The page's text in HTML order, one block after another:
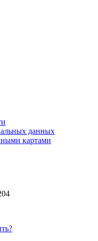
данных
картами